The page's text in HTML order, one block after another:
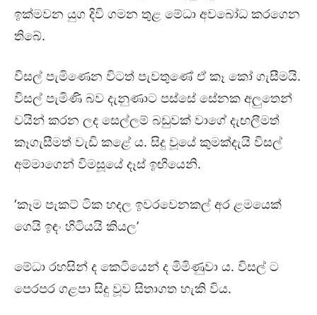
ඉක්මවන යුග දිවි ගමන තුළ මේධා අවබෝධ කරගෙන
තිබේ.
විසල් පැමිණෙන විටත් පැවතුණේ ඒ කෑ කෝ ගැසීමයි.
විසල් පැමිණි බව දැනුණාට පස්සේ සේනක අලුතෙන්
වයින් කරන ලද සෙල්ලම් බඩුවක් වාගේ දැඟලීමත්
කෑගැසීමත් වැඩි කළේ ය. සිදු වූයේ කුමක්දැයි විසල්
අම්මාගෙන් විමසූයේ දෑස් ඉඟියෙනි.
‘කෑම පැකට් ටික හදල ඉවරවෙනකල් අර ළමයෙක්
ගෙයි ඉඳං හිටියයි කියල’
මේධා රහසින් ද කෙටියෙන් ද මිමිණුවා ය. විසල් ට
පෙරපර ගළපා සිදු වූව සිතාගත හැකි විය.